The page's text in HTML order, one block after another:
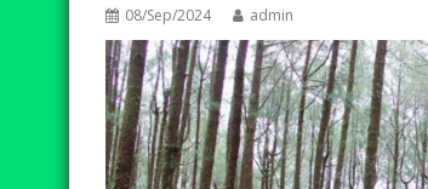
08/Sep/2024 admin